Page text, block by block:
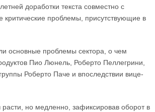
доработки текста совместно с
критические проблемы, присутствующие в
основные проблемы сектора, о чем
Пио Люнель, Роберто Пеллегрини,
Роберто Паче и впоследствии вице-
но медленно, зафиксировав оборот в